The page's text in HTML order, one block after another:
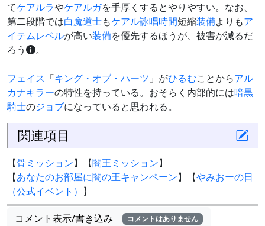
てケアルラやケアルガを手厚くするとやりやすい。なお、
第二段階では白魔道士もケアル詠唱時間短縮装備よりもア
イテムレベルが高い装備を優先するほうが、被害が減るだ
ろう
。
フェイス 「キング・オブ・ハーツ 」がひるむことからアル
カナキラーの特性を持っている。おそらく内部的には暗黒
騎士のジョブになっていると思われる。
関連項目
【骨ミッション】【闇王ミッション】
【あなたのお部屋に闇の王キャンペーン】【やみおーの日
（公式イベント） 】
コメント表示/書き込み コメントはありません